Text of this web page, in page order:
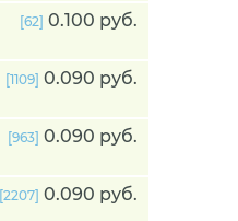
[62] 0.100 руб.
[1109] 0.090 руб.
[963] 0.090 руб.
[2207] 0.090 руб.